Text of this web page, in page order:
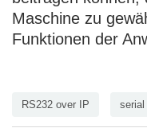
Maschine zu
Funktionen der
RS232 over IP serial